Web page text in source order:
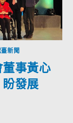
新聞
事黃心
發展